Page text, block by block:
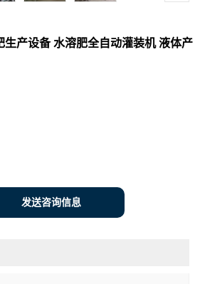
生产设备 水溶肥全自动灌装机 液体产
发送咨询信息